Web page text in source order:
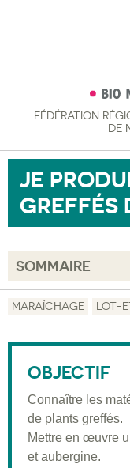
FÉDÉRATION
DE
JE
GREFFÉS
SOMMAIRE
Objectif
Pré-requis
Validation
Moyens
MARAÎCHAGE LOT-
OBJECTIF
Connaître les
de plants greffés.
Mettre en œuvre
et aubergine.